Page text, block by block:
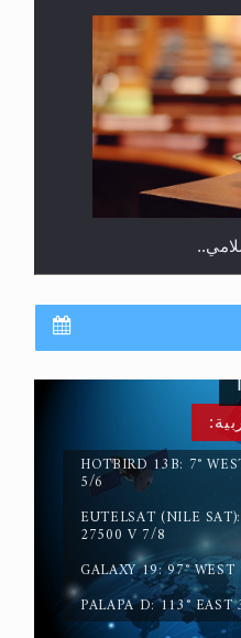
المسيح الموعود عليه
HOTBIRD 13B: 7°
5/6
EUTELSAT (NILE
27500 V 7/8
GALAXY 19: 97°
PALAPA D: 113°